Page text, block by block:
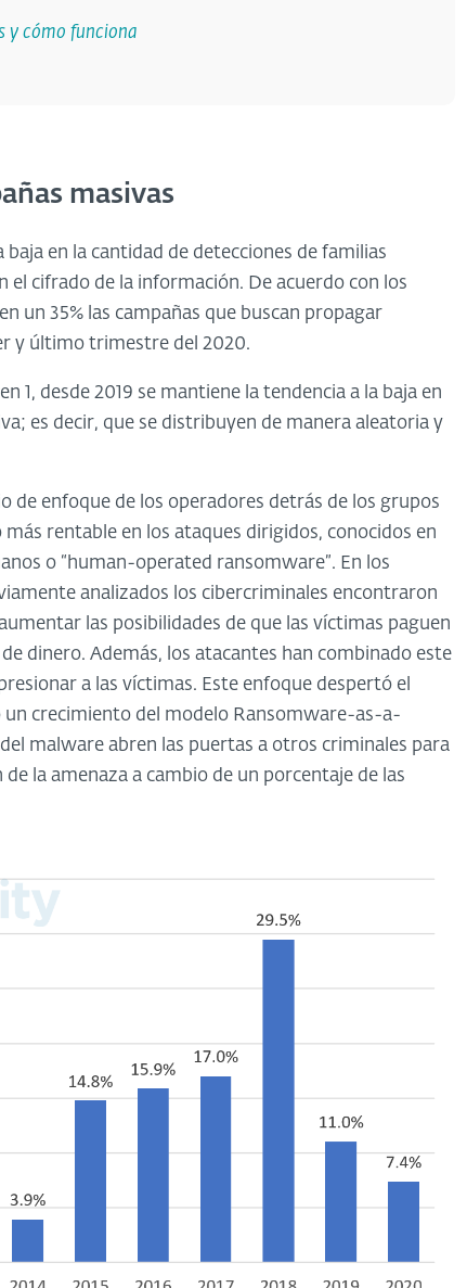
y cómo funciona
masivas
en la cantidad de detecciones de familias
el cifrado de la información. De acuerdo con los
un 35% las campañas que buscan propagar
y último trimestre del 2020.
1, desde 2019 se mantiene la tendencia a la baja en
es decir, que se distribuyen de manera aleatoria y
de enfoque de los operadores detrás de los grupos
rentable en los ataques dirigidos, conocidos en
o “human-operated ransomware”. En los
analizados los cibercriminales encontraron
las posibilidades de que las víctimas paguen
dinero. Además, los atacantes han combinado este
a las víctimas. Este enfoque despertó el
crecimiento del modelo Ransomware-as-a-
malware abren las puertas a otros criminales para
la amenaza a cambio de un porcentaje de las